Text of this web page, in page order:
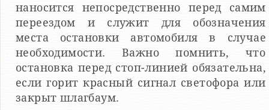
наносится непосредственно перед самим
переездом и служит для обозначения
места остановки автомобиля в случае
необходимости. Важно помнить, что
остановка перед стоп-линией обязательна,
если горит красный сигнал светофора или
закрыт шлагбаум.